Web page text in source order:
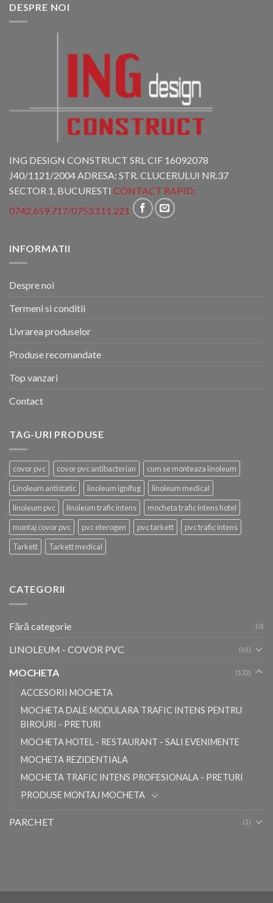
DESPRE NOI
ING DESIGN CONSTRUCT SRL CIF 16092078
J40/1121/2004 ADRESA: STR. CLUCERULUI NR.37
SECTOR 1, BUCURESTI CONTACT RAPID:
0742.659.717/0753.111.221
INFORMATII
Despre noi
Termeni si conditii
Livrarea produselor
Produse recomandate
Top vanzari
Contact
TAG-URI PRODUSE
covor pvc covor pvc antibacterian
cum se monteaza linoleum
Linoleum antistatic
linoleum ignifug
linoleum medical
linoleum pvc
linoleum trafic intens
mocheta trafic intens hotel
montaj covor pvc
pvc eterogen pvc tarkett
pvc trafic intens
Tarkett
Tarkett medical
CATEGORII
Fără categorie (0)
LINOLEUM - COVOR PVC (61)
MOCHETA (132)
ACCESORII MOCHETA
MOCHETA DALE MODULARA TRAFIC INTENS PENTRU
BIROURI - PRETURI
MOCHETA HOTEL - RESTAURANT - SALI EVENIMENTE
MOCHETA REZIDENTIALA
MOCHETA TRAFIC INTENS PROFESIONALA - PRETURI
PRODUSE MONTAJ MOCHETA
PARCHET (1)